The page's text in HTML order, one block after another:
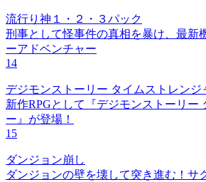
流行り神１・２・３パック
刑事として怪事件の真相を暴け、最新
ーアドベンチャー
14
デジモンストーリー タイムストレンジ
新作RPGとして『デジモンストーリー
ー』が登場！
15
ダンジョン崩し
ダンジョンの壁を壊して突き進む！サ